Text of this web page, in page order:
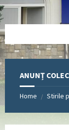
ANUNȚ
Home / Stirile